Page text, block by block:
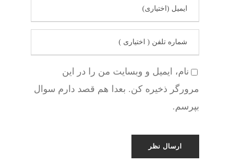
نام، ایمیل و وبسایت من را در این
مرورگر ذخیره کن. بعدا هم قصد دارم سوال
بپرسم.